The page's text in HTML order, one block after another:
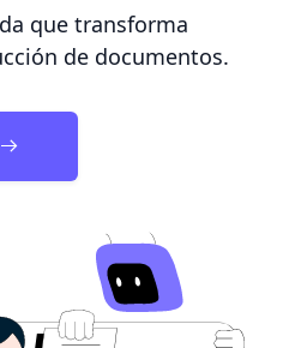
que transforma
de documentos.